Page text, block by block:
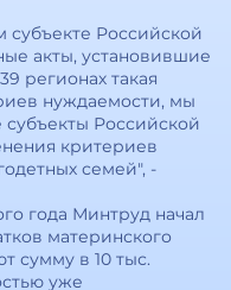
субъекте Российской
акты, установившие
регионах такая
нуждаемости, мы
субъекты Российской
критериев
семей", -
года Минтруд начал
материнского
сумму в 10 тыс.
уже